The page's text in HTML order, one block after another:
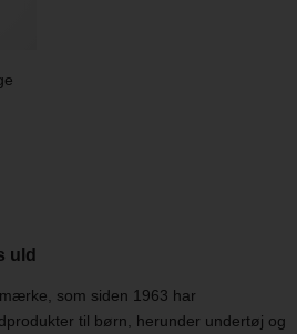
uld
som siden 1963 har
til børn, herunder undertøj og